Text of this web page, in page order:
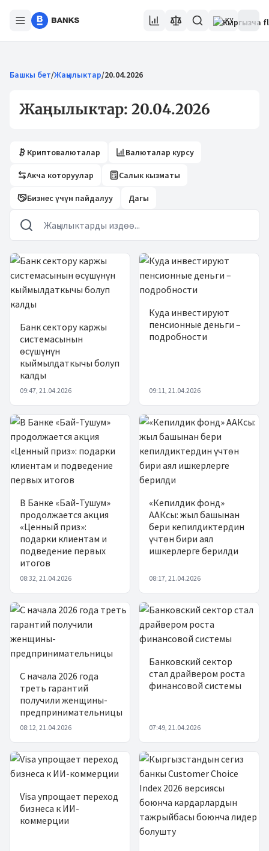
KY
Башкы бет/Жаңылыктар/20.04.2026
Жаңылыктар: 20.04.2026
Криптовалюталар Валюталар курсу
Акча которуулар Салык кызматы
Бизнес үчүн пайдалуу Дагы
Жаңылыктар
Банк сектору каржы
системасынын
өсүшүнүн
кыймылдаткычы болуп
калды
09:47, 21.04.2026
Куда инвестируют
пенсионные деньги –
подробности
09:11, 21.04.2026
В Банке «Бай-Тушум»
продолжается акция
«Ценный приз»:
подарки клиентам и
подведение первых
итогов
08:32, 21.04.2026
«Кепилдик фонд»
ААКсы: жыл башынан
бери кепилдиктердин
үчтөн бири аял
ишкерлерге берилди
08:17, 21.04.2026
С начала 2026 года
треть гарантий
получили женщины-
предпринимательницы
08:12, 21.04.2026
Банковский сектор
стал драйвером роста
финансовой системы
07:49, 21.04.2026
Visa упрощает переход
бизнеса к ИИ-
коммерции